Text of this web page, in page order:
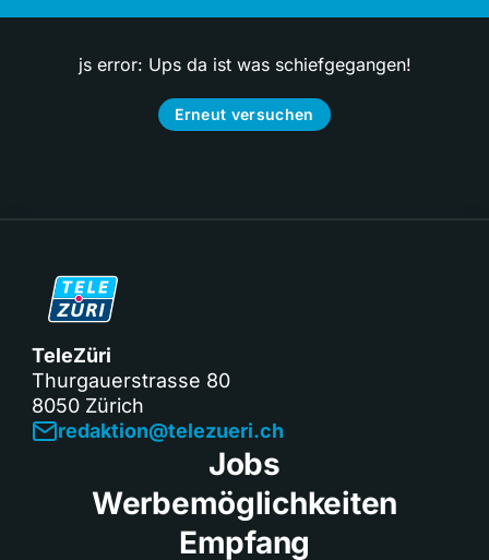
js error: Ups da ist was schiefgegangen!
Erneut versuchen
TeleZüri
Thurgauerstrasse 80
8050 Zürich
redaktion@telezueri.ch
Jobs
Werbemöglichkeiten
Empfang